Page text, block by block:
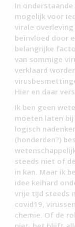
In
mogelijk voor
virale
beïnvloed door
belangrijke
van sommige
verklaard
Hier en daar
Ik ben geen
moeten laten
logisch
(honderden?)
steeds niet of
in kan. Maar ik
idee keihard
vrije tijd steeds
covid19,
chemie. Of de